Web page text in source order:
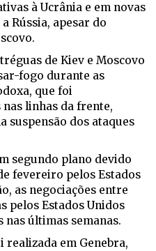
à Ucrânia e em novas
Rússia, apesar do
de Kiev e Moscovo
fogo durante as
que foi
linhas da frente,
suspensão dos ataques
segundo plano devido
fevereiro pelos Estados
as negociações entre
pelos Estados Unidos
nas últimas semanas.
em Genebra,